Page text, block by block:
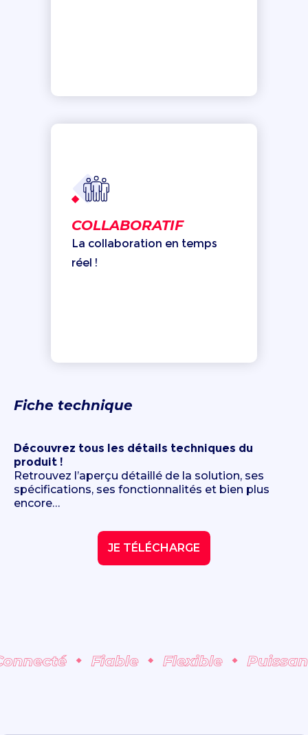
COLLABORATIF
La collaboration en temps
réel !
Fiche technique
Découvrez tous les détails techniques du
produit !
Retrouvez l’aperçu détaillé de la solution, ses
spécifications, ses fonctionnalités et bien plus
encore…
JE TÉLÉCHARGE